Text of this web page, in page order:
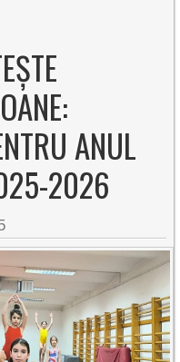
ANUL
2026